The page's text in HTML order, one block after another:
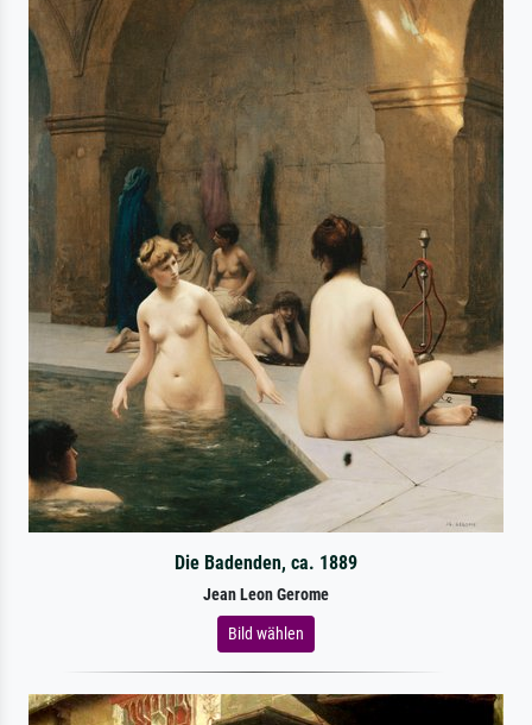
Die Badenden, ca. 1889
Jean Leon Gerome
Bild wählen